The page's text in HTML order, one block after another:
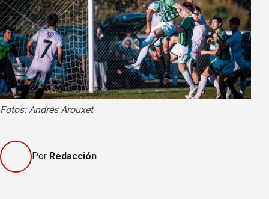
Fotos: Andrés Arouxet
Por Redacción